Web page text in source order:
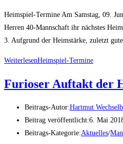
Heimspiel-Termine Am Samstag, 09.
Herren 40-Mannschaft ihr nächstes
3. Aufgrund der Heimstärke, zuletzt
WeiterlesenHeimspiel-Termine
Furioser Auftakt der
Beitrags-Autor:Hartmut
Beitrag veröffentlicht:6. Mai
Beitrags-Kategorie:Aktuelles/